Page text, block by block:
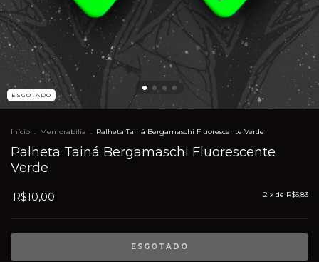
ESGOTADO
Início . Memorabilia . Palheta Tainá Bergamaschi Fluorescente Verde
Palheta Tainá Bergamaschi Fluorescente
Verde
R$10,00 2 x de R$5,83